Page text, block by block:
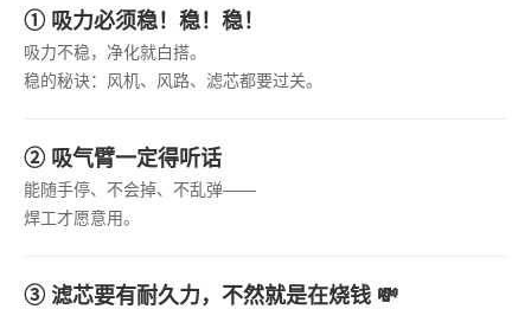
① 吸力必须稳！稳！稳！
吸力不稳，净化就白搭。
稳的秘诀：风机、风路、滤芯都要过关。
② 吸气臂一定得听话
能随手停、不会掉、不乱弹——
焊工才愿意用。
③ 滤芯要有耐久力，不然就是在烧钱 💸